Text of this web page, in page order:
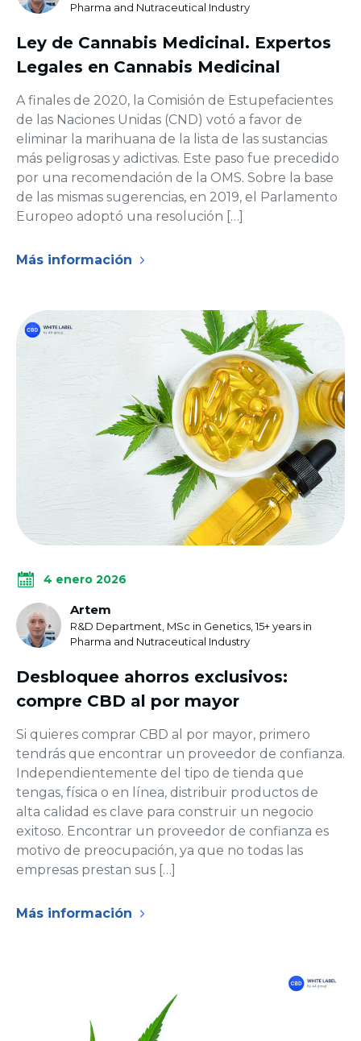
Pharma and Nutraceutical Industry
Ley de Cannabis Medicinal. Expertos
Legales en Cannabis Medicinal
A finales de 2020, la Comisión de Estupefacientes
de las Naciones Unidas (CND) votó a favor de
eliminar la marihuana de la lista de las sustancias
más peligrosas y adictivas. Este paso fue precedido
por una recomendación de la OMS. Sobre la base
de las mismas sugerencias, en 2019, el Parlamento
Europeo adoptó una resolución […]
Más información
4 enero 2026
Artem
R&D Department, MSc in Genetics, 15+ years in
Pharma and Nutraceutical Industry
Desbloquee ahorros exclusivos:
compre CBD al por mayor
Si quieres comprar CBD al por mayor, primero
tendrás que encontrar un proveedor de confianza.
Independientemente del tipo de tienda que
tengas, física o en línea, distribuir productos de
alta calidad es clave para construir un negocio
exitoso. Encontrar un proveedor de confianza es
motivo de preocupación, ya que no todas las
empresas prestan sus […]
Más información